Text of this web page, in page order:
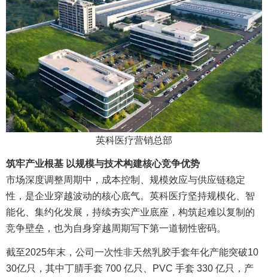
英科医疗营销总部
筑牢产业根基 以规模与技术构建核心竞争优势
市场深度调整周期中，成本控制、规模效应与供应链稳定
性，是企业穿越波动的核心底气。英科医疗坚持规模化、智
能化、集约化发展，持续夯实产业底座，构筑起难以复制的
竞争壁垒，也为自身穿越周期写下第一道韧性密码。
截至2025年末，公司一次性非天然乳胶手套年化产能突破10
30亿只，其中丁腈手套 700 亿只、PVC 手套 330 亿只，产